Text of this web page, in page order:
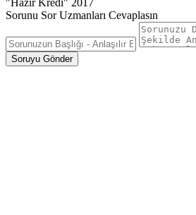
"Hazır Kredi" 2017
Sorunu Sor Uzmanları Cevaplasın